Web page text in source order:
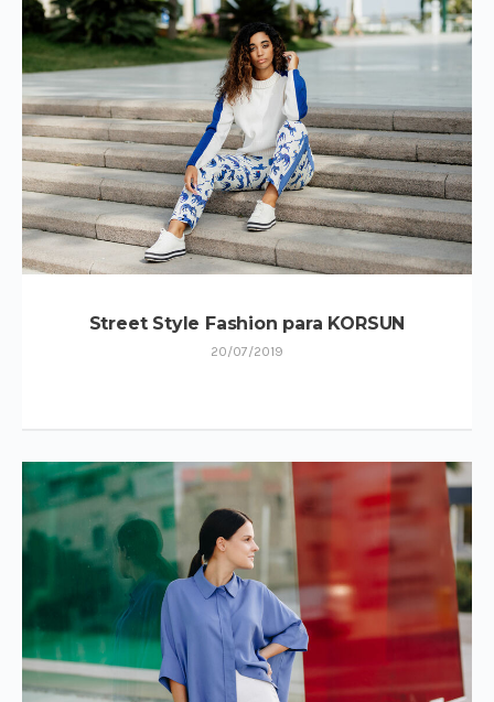
Street Style Fashion para KORSUN
20/07/2019